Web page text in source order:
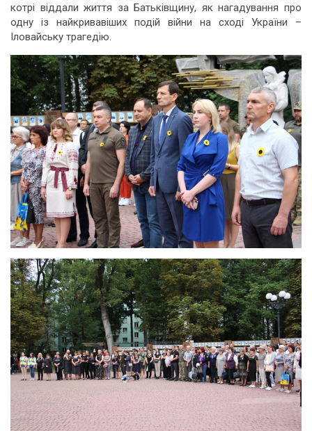
котрі віддали життя за Батьківщину, як нагадування про
одну із найкривавіших подій війни на сході України –
Іловайську трагедію.